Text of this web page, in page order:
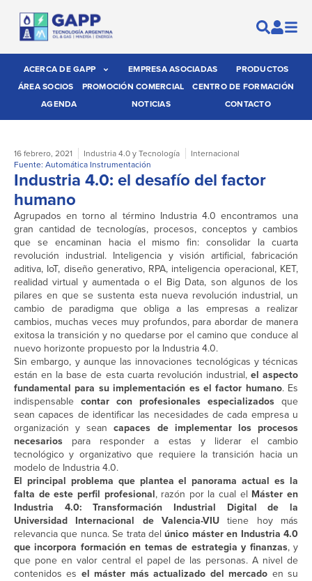
ACERCA DE GAPP EMPRESA ASOCIADAS
PRODUCTOS
ÁREA SOCIOS
PROMOCIÓN COMERCIAL
CENTRO DE FORMACIÓN
AGENDA
NOTICIAS CONTACTO
16 febrero, 2021 Industria 4.0 y Tecnología
Internacional
Fuente: Automática Instrumentación
Industria 4.0: el desafío del factor
humano
Agrupados en torno al término Industria 4.0 encontramos una
gran cantidad de tecnologías, procesos, conceptos y cambios
que se encaminan hacia el mismo fin: consolidar la cuarta
revolución industrial. Inteligencia y visión artificial, fabricación
aditiva, IoT, diseño generativo, RPA, inteligencia operacional, KET,
realidad virtual y aumentada o el Big Data, son algunos de los
pilares en que se sustenta esta nueva revolución industrial, un
cambio de paradigma que obliga a las empresas a realizar
cambios, muchas veces muy profundos, para abordar de manera
exitosa la transición y no quedarse por el camino que conduce al
nuevo horizonte propuesto por la Industria 4.0.
Sin embargo, y aunque las innovaciones tecnológicas y técnicas
están en la base de esta cuarta revolución industrial, el aspecto
fundamental para su implementación es el factor humano. Es
indispensable contar con profesionales especializados que
sean capaces de identificar las necesidades de cada empresa u
organización y seancapaces de implementar los procesos
necesarios para responder a estas y liderar el cambio
tecnológico y organizativo que requiere la transición hacia un
modelo de Industria 4.0.
El principal problema que plantea el panorama actual es la
falta de este perfil profesional, razón por la cual el Máster en
Industria 4.0: Transformación Industrial Digital de la
Universidad Internacional de Valencia-VIU tiene hoy más
relevancia que nunca. Se trata del único máster en Industria 4.0
que incorpora formación en temas de estrategia y finanzas, y
que pone en valor central el papel de las personas. A nivel de
contenidos es el máster más actualizado del mercado en su